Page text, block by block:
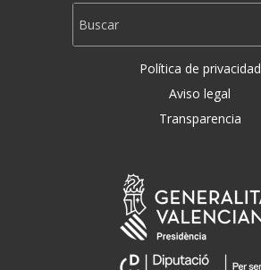
Política de privacidad
Aviso legal
Transparencia